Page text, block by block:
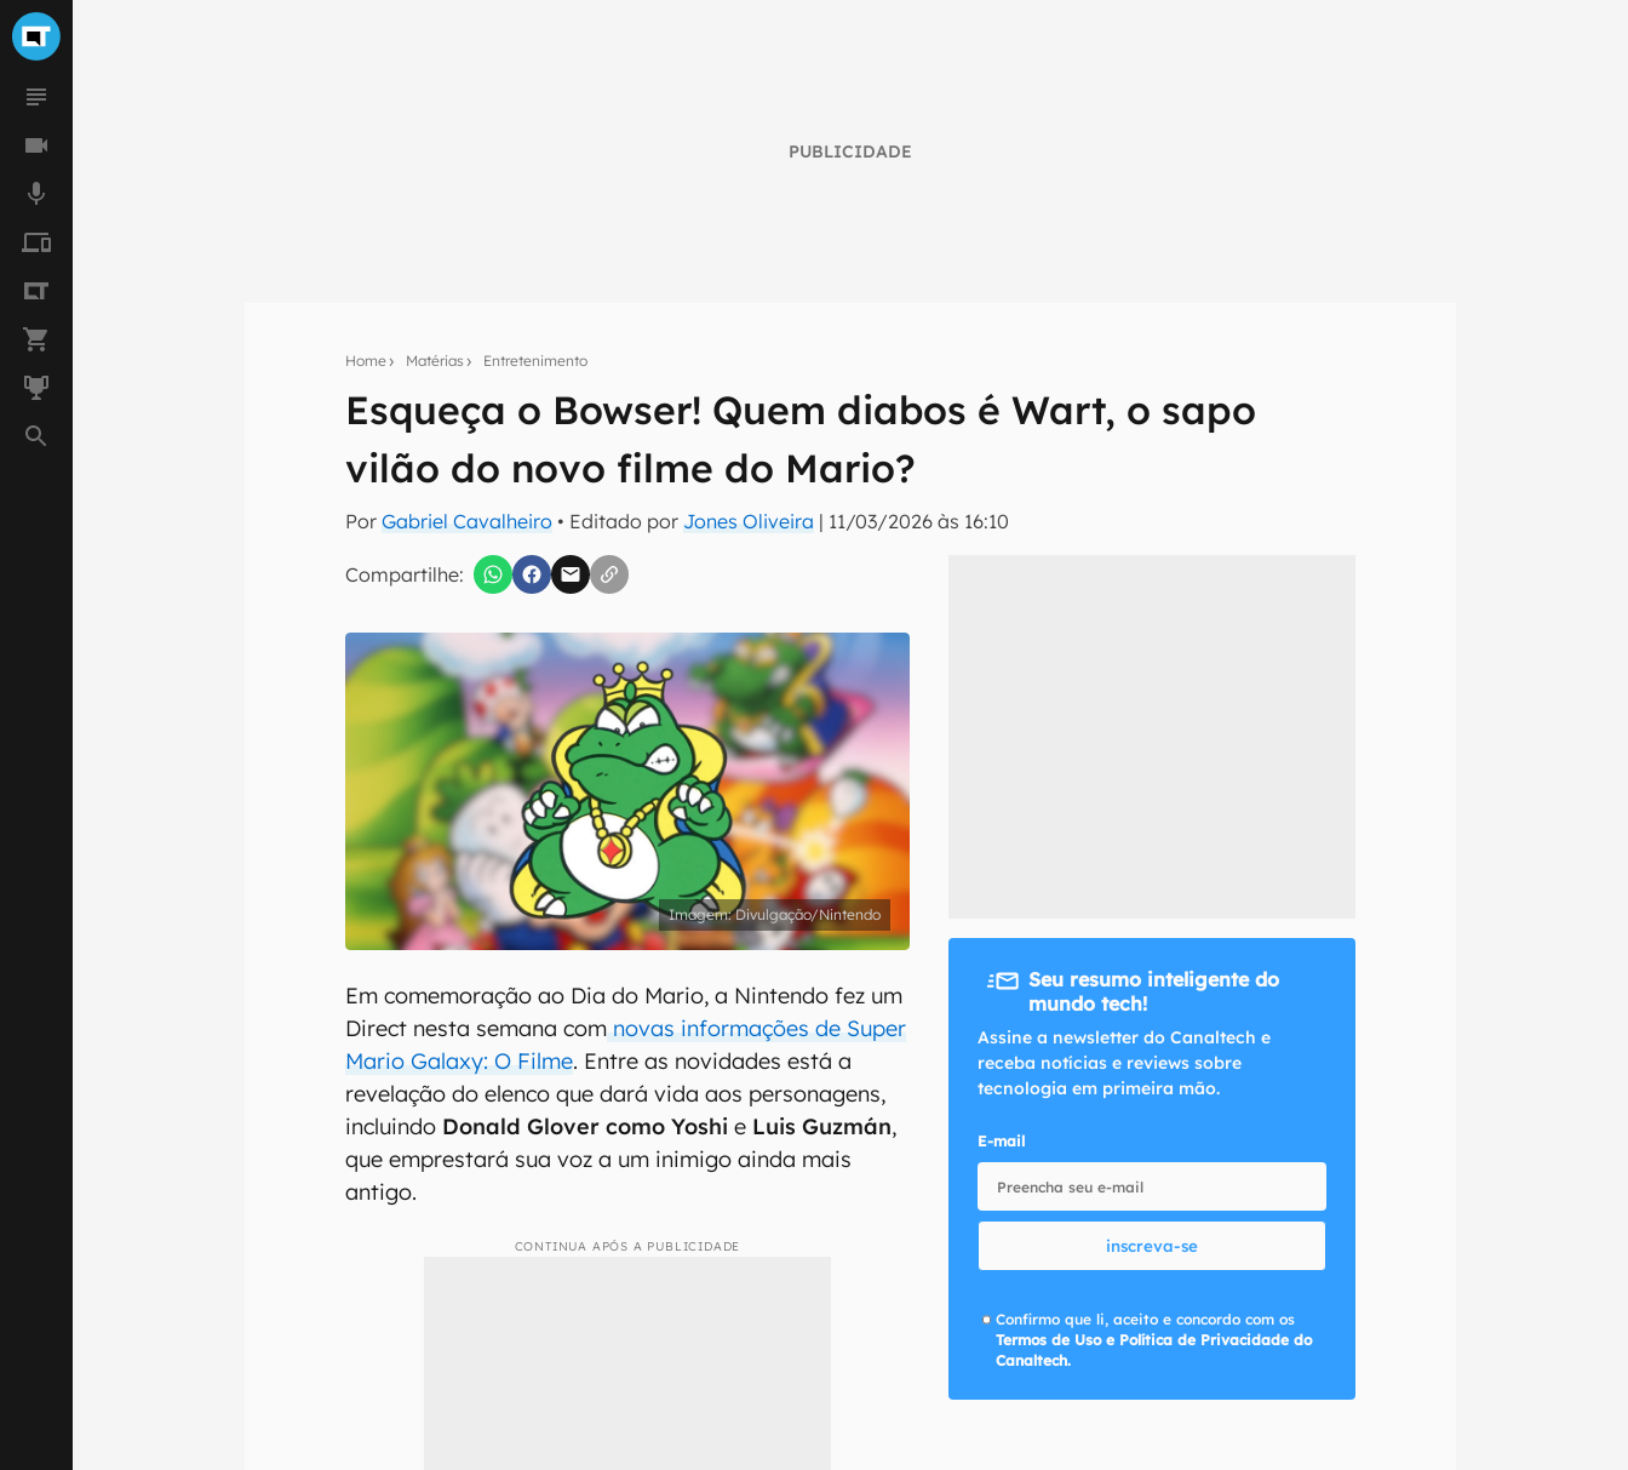
PUBLICIDADE
Home Matérias Entretenimento
Esqueça o Bowser! Quem diabos é Wart, o sapo
vilão do novo filme do Mario?
PorGabriel Cavalheiro • Editado por Jones Oliveira | 11/03/2026 às 16:10
Compartilhe:
Seu resumo inteligente do mundo tech!
Assine a newsletter do Canaltech e receba notícias e reviews sobre tecnologia em primeira
inscreva-se
Confirmo que li, aceito e concordo com os Termos de Uso e Política de Privacidade do Canaltech.
Divulgação/Nintendo
Em comemoração ao Dia do Mario, a Nintendo fez um
Direct nesta semana com novas informações de Super
Mario Galaxy: O Filme. Entre as novidades está a
revelação do elenco que dará vida aos personagens,
incluindo Donald Glover como Yoshi e Luis Guzmán,
que emprestará sua voz a um inimigo ainda mais
antigo.
CONTINUA APÓS A PUBLICIDADE
Seu resumo inteligente do
mundo tech!
Assine a newsletter do Canaltech e
receba notícias e reviews sobre
tecnologia em primeira mão.
E-mail
inscreva-se
Confirmo que li, aceito e concordo com os
Termos de Uso e Política de Privacidade do
Canaltech.